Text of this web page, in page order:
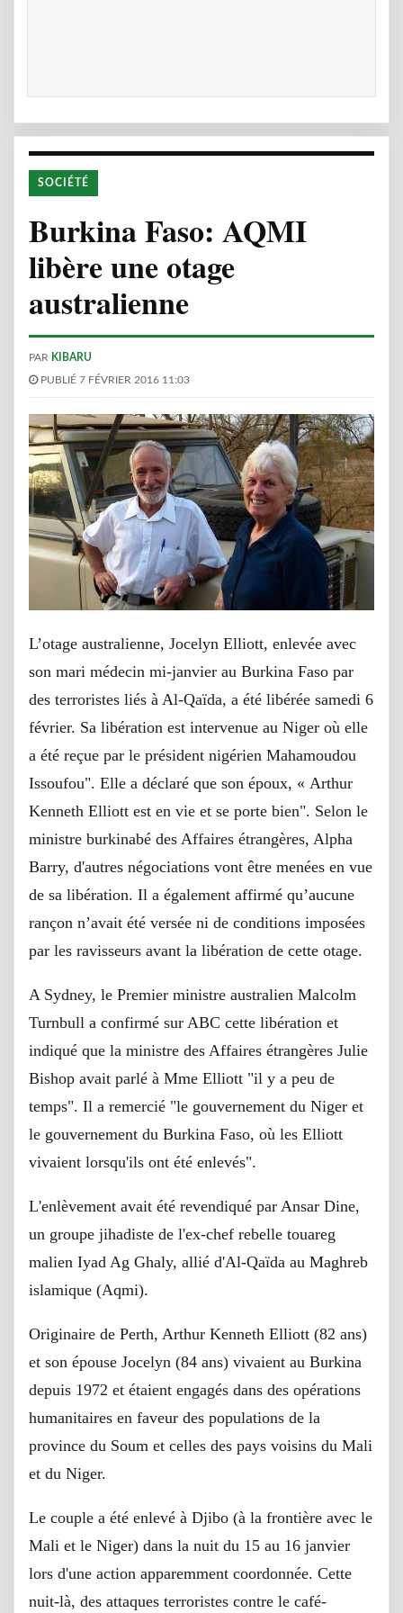
SOCIÉTÉ
Burkina Faso: AQMI
libère une otage
australienne
PAR KIBARU
PUBLIÉ 7 FÉVRIER 2016 11:03
L’otage australienne, Jocelyn Elliott, enlevée avec
son mari médecin mi-janvier au Burkina Faso par
des terroristes liés à Al-Qaïda, a été libérée samedi 6
février. Sa libération est intervenue au Niger où elle
a été reçue par le président nigérien Mahamoudou
Issoufou". Elle a déclaré que son époux, « Arthur
Kenneth Elliott est en vie et se porte bien". Selon le
ministre burkinabé des Affaires étrangères, Alpha
Barry, d'autres négociations vont être menées en vue
de sa libération. Il a également affirmé qu’aucune
rançon n’avait été versée ni de conditions imposées
par les ravisseurs avant la libération de cette otage.
A Sydney, le Premier ministre australien Malcolm
Turnbull a confirmé sur ABC cette libération et
indiqué que la ministre des Affaires étrangères Julie
Bishop avait parlé à Mme Elliott "il y a peu de
temps". Il a remercié "le gouvernement du Niger et
le gouvernement du Burkina Faso, où les Elliott
vivaient lorsqu'ils ont été enlevés".
L'enlèvement avait été revendiqué par Ansar Dine,
un groupe jihadiste de l'ex-chef rebelle touareg
malien Iyad Ag Ghaly, allié d'Al-Qaïda au Maghreb
islamique (Aqmi).
Originaire de Perth, Arthur Kenneth Elliott (82 ans)
et son épouse Jocelyn (84 ans) vivaient au Burkina
depuis 1972 et étaient engagés dans des opérations
humanitaires en faveur des populations de la
province du Soum et celles des pays voisins du Mali
et du Niger.
Le couple a été enlevé à Djibo (à la frontière avec le
Mali et le Niger) dans la nuit du 15 au 16 janvier
lors d'une action apparemment coordonnée. Cette
nuit-là, des attaques terroristes contre le café-